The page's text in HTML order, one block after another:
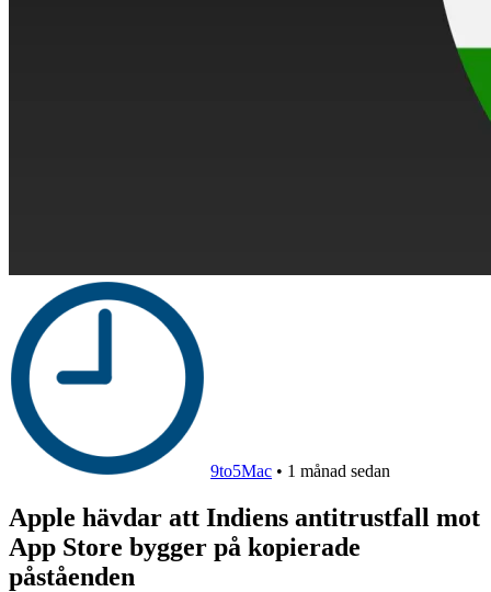
9to5Mac • 1 månad sedan
Apple hävdar att Indiens antitrustfall mot
App Store bygger på kopierade
påståenden